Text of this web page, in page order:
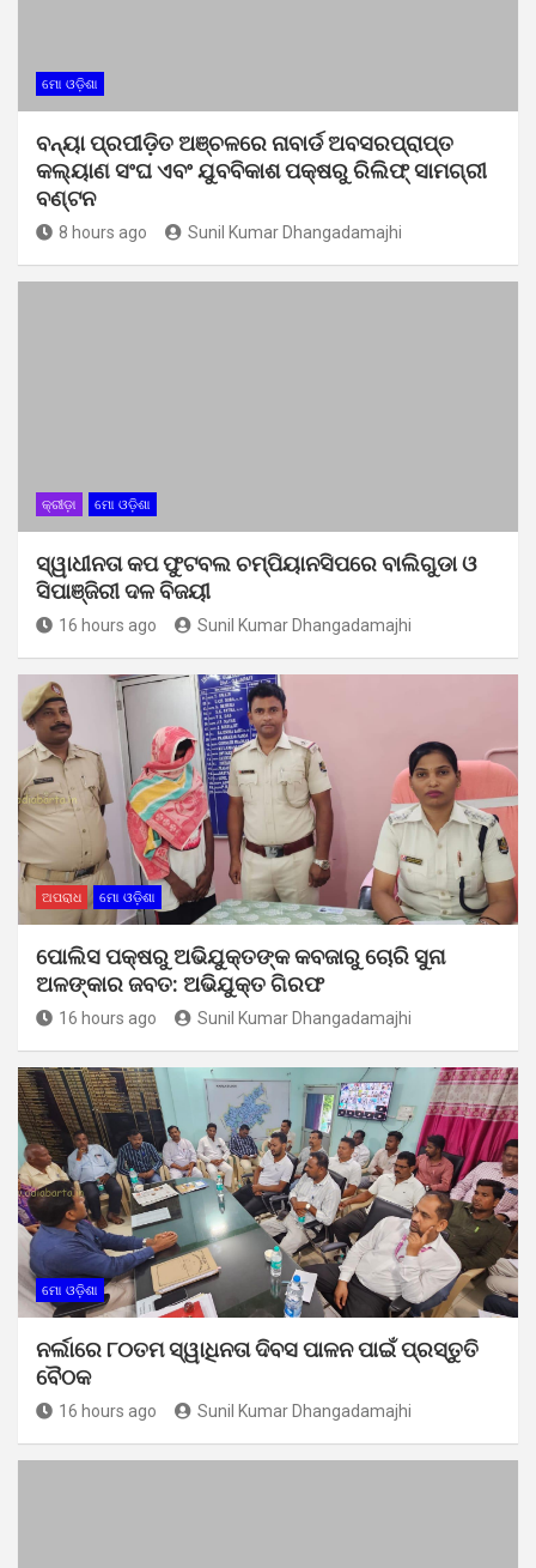
ମୋ ଓଡ଼ିଶା
ବନ୍ୟା ପ୍ରପୀଡ଼ିତ ଅଞ୍ଚଳରେ ନାବାର୍ଡ ଅବସରପ୍ରାପ୍ତ
କଲ୍ୟାଣ ସଂଘ ଏବଂ ଯୁବବିକାଶ ପକ୍ଷରୁ ରିଲିଫ୍ ସାମଗ୍ରୀ
ବଣ୍ଟନ
8 hours ago Sunil Kumar Dhangadamajhi
କ୍ରୀଡ଼ା ମୋ ଓଡ଼ିଶା
ସ୍ୱାଧୀନତା କପ ଫୁଟବଲ ଚମ୍ପିୟାନସିପରେ ବାଲିଗୁଡା ଓ
ସିପାଞ୍ଜିରୀ ଦଳ ବିଜୟୀ
16 hours ago Sunil Kumar Dhangadamajhi
ଅପରାଧ ମୋ ଓଡ଼ିଶା
ପୋଲିସ ପକ୍ଷରୁ ଅଭିଯୁକ୍ତଙ୍କ କବଜାରୁ ଚୋରି ସୁନା
ଅଳଙ୍କାର ଜବତ: ଅଭିଯୁକ୍ତ ଗିରଫ
16 hours ago Sunil Kumar Dhangadamajhi
ମୋ ଓଡ଼ିଶା
ନର୍ଲାରେ ୮୦ତମ ସ୍ୱାଧିନତା ଦିବସ ପାଳନ ପାଇଁ ପ୍ରସ୍ତୁତି
ବୈଠକ
16 hours ago Sunil Kumar Dhangadamajhi